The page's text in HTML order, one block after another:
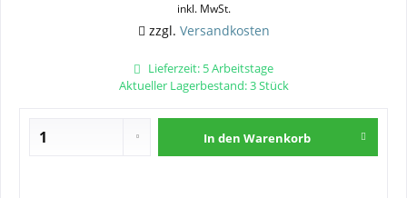
inkl. MwSt.
zzgl. Versandkosten
Lieferzeit: 5 Arbeitstage
Aktueller Lagerbestand: 3 Stück
In den Warenkorb